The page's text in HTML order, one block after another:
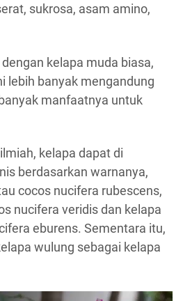
sukrosa, asam amino,
kelapa muda biasa,
lebih banyak mengandung
manfaatnya untuk
kelapa dapat di
berdasarkan warnanya,
cocos nucifera rubescens,
nucifera veridis dan kelapa
eburens. Sementara itu,
wulung sebagai kelapa